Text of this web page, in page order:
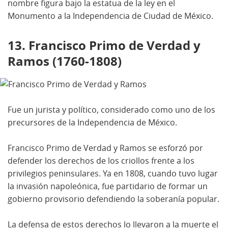
nombre figura bajo la estatua de la ley en el
Monumento a la Independencia de Ciudad de México.
13. Francisco Primo de Verdad y
Ramos (1760-1808)
Fue un jurista y político, considerado como uno de los
precursores de la Independencia de México.
Francisco Primo de Verdad y Ramos se esforzó por
defender los derechos de los criollos frente a los
privilegios peninsulares. Ya en 1808, cuando tuvo lugar
la invasión napoleónica, fue partidario de formar un
gobierno provisorio defendiendo la soberanía popular.
La defensa de estos derechos lo llevaron a la muerte el